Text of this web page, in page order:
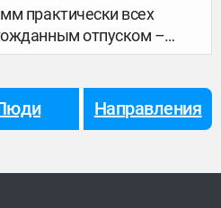
практически всех
отпуском –
нет. Однако не стоит
перезагрузка,
условиях сумасшедшего
Направления